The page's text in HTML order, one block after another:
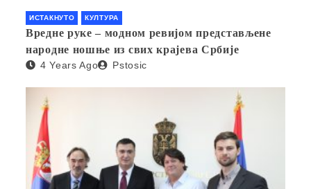
ИСТАКНУТО КУЛТУРА
Вредне руке – модном ревијом представљене
народне ношње из свих крајева Србије
4 Years Ago Pstosic